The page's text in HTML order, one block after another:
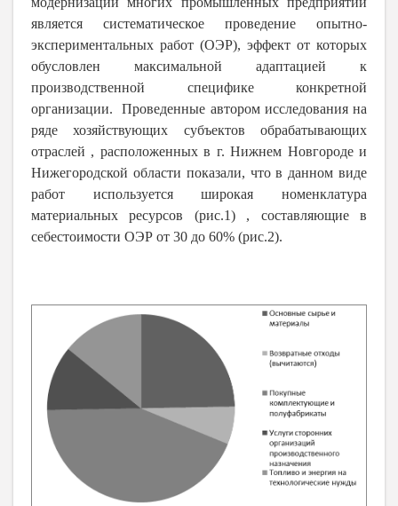
является систематическое проведение опытно-
экспериментальных работ (ОЭР), эффект от которых
обусловлен максимальной адаптацией к
производственной специфике конкретной
организации. Проведенные автором исследования на
ряде хозяйствующих субъектов обрабатывающих
отраслей , расположенных в г. Нижнем Новгороде и
Нижегородской области показали, что в данном виде
работ используется широкая номенклатура
материальных ресурсов (рис.1)
, составляющие в
себестоимости ОЭР от 30 до 60% (рис.2).